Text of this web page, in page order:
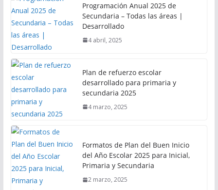
Programación Anual 2025 de
Secundaria – Todas las áreas |
Desarrollado
4 abril, 2025
Plan de refuerzo escolar
desarrollado para primaria y
secundaria 2025
4 marzo, 2025
Formatos de Plan del Buen Inicio
del Año Escolar 2025 para Inicial,
Primaria y Secundaria
2 marzo, 2025